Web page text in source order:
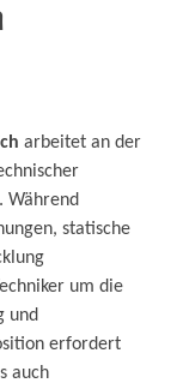
arbeitet an der
Während
statische
um die
und
erfordert
auch